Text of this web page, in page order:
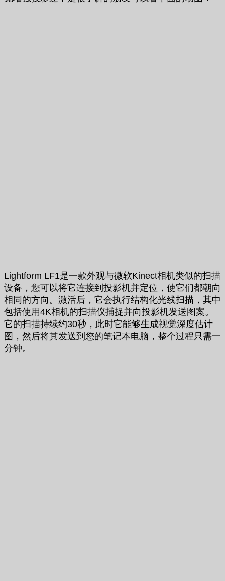
Lightform LF1是一款外观与微软Kinect相机类似的扫描
设备，您可以将它连接到投影机并定位，使它们都朝向
相同的方向。激活后，它会执行结构化光线扫描，其中
包括使用4K相机的扫描仪捕捉并向投影机发送图案。
它的扫描持续约30秒，此时它能够生成视觉深度估计
图，然后将其发送到您的笔记本电脑，整个过程只需一
分钟。